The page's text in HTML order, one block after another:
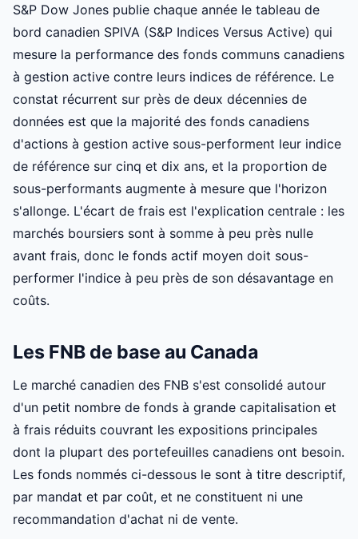
S&P Dow Jones publie chaque année le tableau de
bord canadien SPIVA (S&P Indices Versus Active) qui
mesure la performance des fonds communs canadiens
à gestion active contre leurs indices de référence. Le
constat récurrent sur près de deux décennies de
données est que la majorité des fonds canadiens
d'actions à gestion active sous-performent leur indice
de référence sur cinq et dix ans, et la proportion de
sous-performants augmente à mesure que l'horizon
s'allonge. L'écart de frais est l'explication centrale : les
marchés boursiers sont à somme à peu près nulle
avant frais, donc le fonds actif moyen doit sous-
performer l'indice à peu près de son désavantage en
coûts.
Les FNB de base au Canada
Le marché canadien des FNB s'est consolidé autour
d'un petit nombre de fonds à grande capitalisation et
à frais réduits couvrant les expositions principales
dont la plupart des portefeuilles canadiens ont besoin.
Les fonds nommés ci-dessous le sont à titre descriptif,
par mandat et par coût, et ne constituent ni une
recommandation d'achat ni de vente.